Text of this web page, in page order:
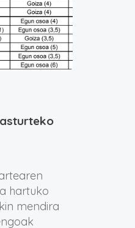
hartuko
mendira